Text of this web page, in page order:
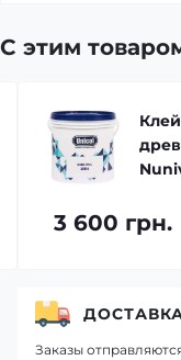
С этим
3 600 грн.
Заказы